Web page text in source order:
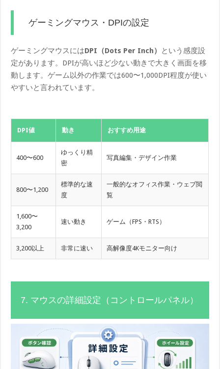
ゲーミングマウス・DPIの設定
ゲーミングマウスにはDPI（Dots Per Inch） という感度設
定があります。DPIが高いほど少ない動きで大きく画面を移
動します。ゲーム以外の作業では600〜1,000DPI程度が使い
やすいと言われています。
DPI値 動き おすすめ用途
400〜600
ゆっくり精
密
写真編集・デザイン作業
800〜1,200
標準的な速
度
一般的なオフィス作業・ウェブ閲
覧
1,600〜
3,200
速い動き ゲーム（FPS・RTS）
3,200以上 非常に速い 高解像度4Kモニター向け
7. マウスの詳細設定（コントロールパネル）